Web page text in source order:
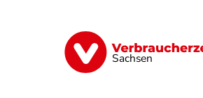
Sachsen
Vorsorge Verträge